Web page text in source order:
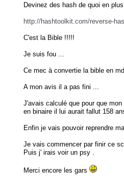
Devinez des hash de quoi en
http://hashtoolkit.com/reverse-
C'est la Bible !!!!!
Je suis fou ...
Ce mec à convertie la bible en
A mon avis il a pas fini ...
J'avais calculé que pour que
en binaire il lui aurait fallut 158
Enfin je vais pouvoir reprendre
Je vais commencer par finir ce
Puis j' irais voir un psy .
Merci encore les gars